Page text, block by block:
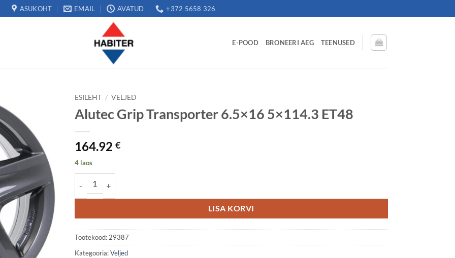
ASUKOHT EMAIL AVATUD +372 5658 326
E-POOD BRONEERI AEG TEENUSED
ESILEHT / VELJED
Alutec Grip Transporter 6.5×16 5×114.3 ET48
164.92 €
4 laos
LISA KORVI
Tootekood: 29387
Kategooria:Veljed